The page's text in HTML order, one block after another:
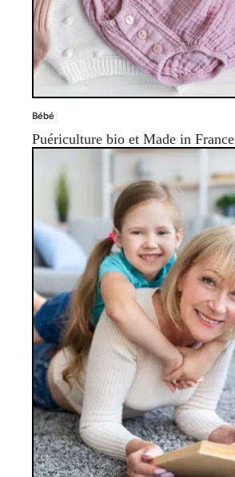
Bébé
Puériculture bio et Made in France